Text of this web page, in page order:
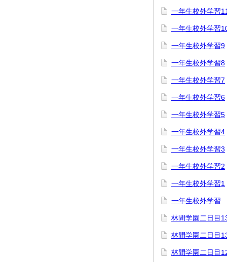
一年生校外学習11
一年生校外学習
一年生校外学習9
一年生校外学習8
一年生校外学習7
一年生校外学習6
一年生校外学習5
一年生校外学習4
一年生校外学習3
一年生校外学習2
一年生校外学習1
一年生校外学習
林間学園二日目
林間学園二日目
林間学園二日目